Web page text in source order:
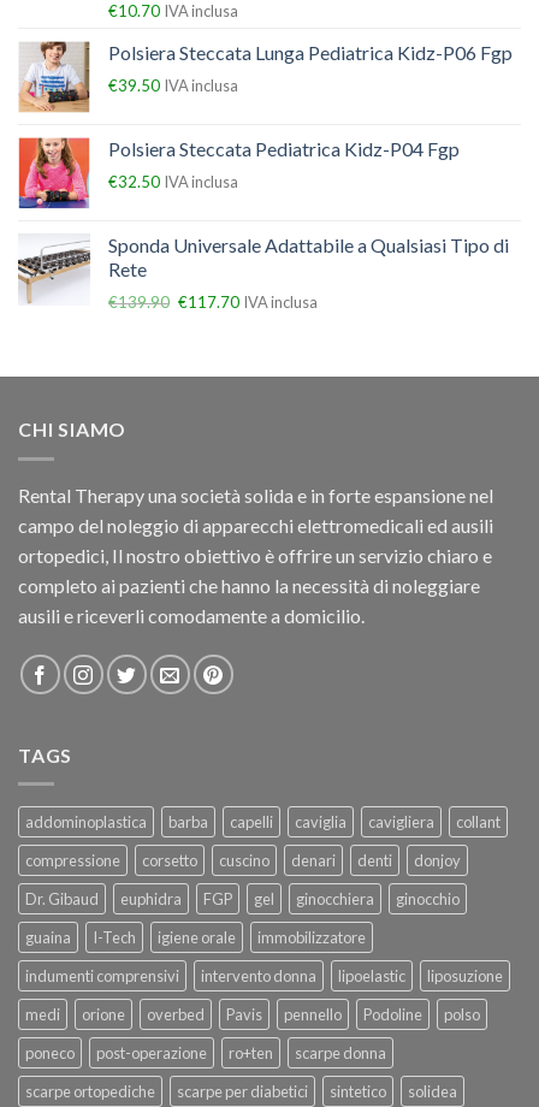
€10.70 IVA inclusa
Polsiera Steccata Lunga Pediatrica Kidz-P06 Fgp
€39.50 IVA inclusa
Polsiera Steccata Pediatrica Kidz-P04 Fgp
€32.50 IVA inclusa
Sponda Universale Adattabile a Qualsiasi Tipo di
Rete
€139.90 €117.70 IVA inclusa
CHI SIAMO
Rental Therapy una società solida e in forte espansione nel
campo del noleggio di apparecchi elettromedicali ed ausili
ortopedici, Il nostro obiettivo è offrire un servizio chiaro e
completo ai pazienti che hanno la necessità di noleggiare
ausili e riceverli comodamente a domicilio.
TAGS
addominoplastica barba capelli caviglia cavigliera
collant
compressione
corsetto cuscino denari denti
donjoy
Dr. Gibaud
euphidra FGP gel ginocchiera
ginocchio
guaina
I-Tech igiene orale
immobilizzatore
indumenti comprensivi
intervento donna lipoelastic
liposuzione
medi
orione overbed Pavis pennello Podoline
polso
poneco
post-operazione ro+ten
scarpe donna
scarpe ortopediche
scarpe per diabetici sintetico
solidea